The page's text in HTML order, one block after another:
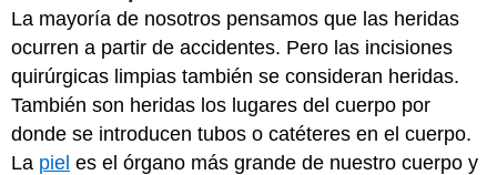
La mayoría de nosotros pensamos que las heridas
ocurren a partir de accidentes. Pero las incisiones
quirúrgicas limpias también se consideran heridas.
También son heridas los lugares del cuerpo por
donde se introducen tubos o catéteres en el cuerpo.
La piel es el órgano más grande de nuestro cuerpo y